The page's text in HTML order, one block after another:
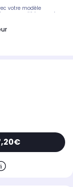
votre modèle
compatible avec les